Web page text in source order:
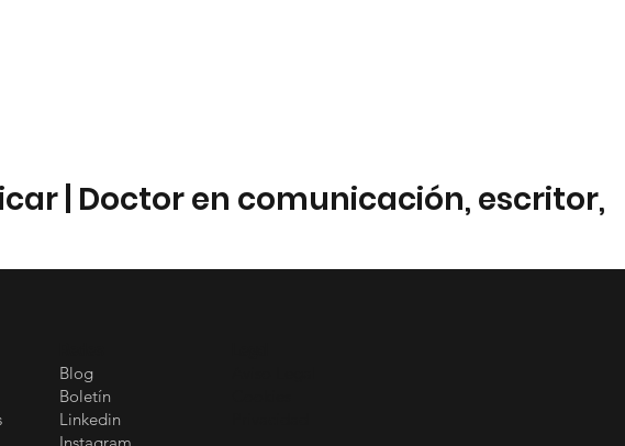
| Doctor en comunicación, escritor,
Blog
Boletín
Linkedin